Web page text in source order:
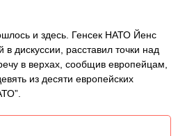
и здесь. Генсек НАТО Йенс
в дискуссии, расставил точки над
в верхах, сообщив европейцам,
из десяти европейских